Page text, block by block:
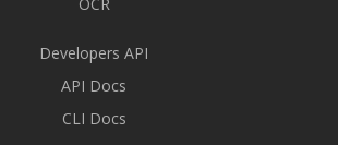
Developers API
API Docs
CLI Docs